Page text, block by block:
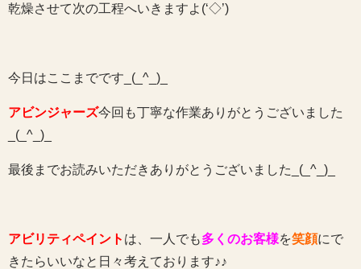
乾燥させて次の工程へいきますよ(‘◇’)ゞ
今日はここまでです_(_^_)_
アビンジャーズ今回も丁寧な作業ありがとうございました
_(_^_)_
最後までお読みいただきありがとうございました_(_^_)_
アビリティペイント は、一人でも多くのお客様を笑顔にで
きたらいいなと日々考えております♪♪